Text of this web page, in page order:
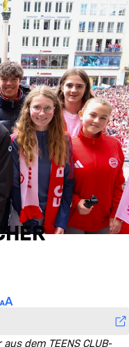
dem TEENS CLUB-